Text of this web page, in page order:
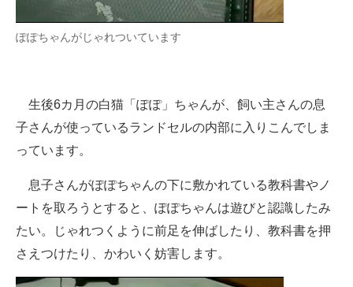
ぽぽちゃんがじゃれついています
生後6カ月の白猫「ぽぽ」ちゃんが、飼い主さんの息
子さんが使っているランドセルの内部に入りこんでしま
っています。
息子さんがぽぽちゃんの下に敷かれている教科書やノ
ートを取ろうとすると、ぽぽちゃんは遊びと認識したみ
たい。じゃれつくように前足を伸ばしたり、教科書を押
さえつけたり、かわいく妨害します。